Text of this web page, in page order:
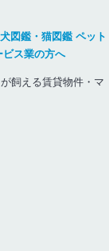
犬図鑑・猫図鑑 ペット
ビス業の方へ
飼える賃貸物件・マ